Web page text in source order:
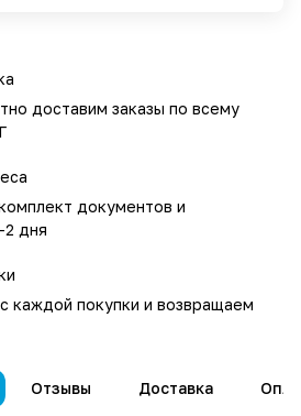
доставим заказы по всему
документов и
дня
каждой покупки и возвращаем
Отзывы Доставка